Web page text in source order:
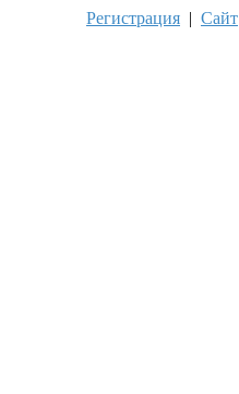
Регистрация | Сайт